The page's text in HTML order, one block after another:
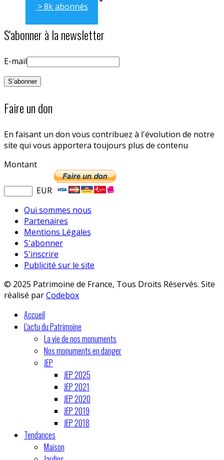
> 8k abonnés
S'abonner à la newsletter
E-mail
Faire un don
En faisant un don vous contribuez à l'évolution de notre
site qui vous apportera toujours plus de contenu
Montant
EUR
Qui sommes nous
Partenaires
Mentions Légales
S'abonner
S'inscrire
Publicité sur le site
© 2025 Patrimoine de France, Tous Droits Réservés. Site
réalisé parCodebox
Accueil
L'actu du Patrimoine
La vie de nos monuments
Nos monuments en danger
JEP
JEP 2025
JEP 2021
JEP 2020
JEP 2019
JEP 2018
Tendances
Maison